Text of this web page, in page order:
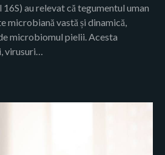
au relevat că tegumentul uman
microbiană vastă și dinamică,
microbiomul pielii. Acesta
virusuri…